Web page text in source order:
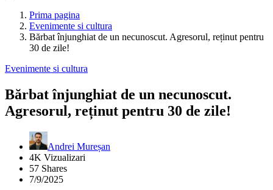
Prima pagina
Evenimente si cultura
Bărbat înjunghiat de un necunoscut. Agresorul, reținut pentru
30 de zile!
Evenimente si cultura
Bărbat înjunghiat de un necunoscut.
Agresorul, reținut pentru 30 de zile!
Andrei Mureșan
4K Vizualizari
57 Shares
7/9/2025